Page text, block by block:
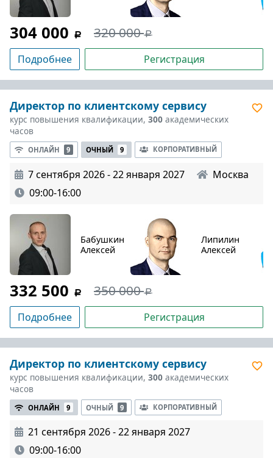
304 000 320 000
Подробнее Регистрация
Директор по клиентскому сервису
курс повышения квалификации, 300 академических
часов
ОНЛАЙН 9 ОЧНЫЙ 9 КОРПОРАТИВНЫЙ
7 сентября 2026 - 22 января 2027
Москва
09:00-16:00
Бабушкин
Алексей
Липилин
Алексей
332 500 350 000
Подробнее Регистрация
Директор по клиентскому сервису
курс повышения квалификации, 300 академических
часов
ОНЛАЙН 9 ОЧНЫЙ 9 КОРПОРАТИВНЫЙ
21 сентября 2026 - 22 января 2027
09:00-16:00